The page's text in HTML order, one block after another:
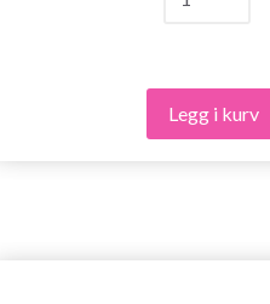
Legg i kurv